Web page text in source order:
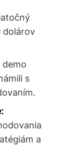
dolárov
demo
s
a